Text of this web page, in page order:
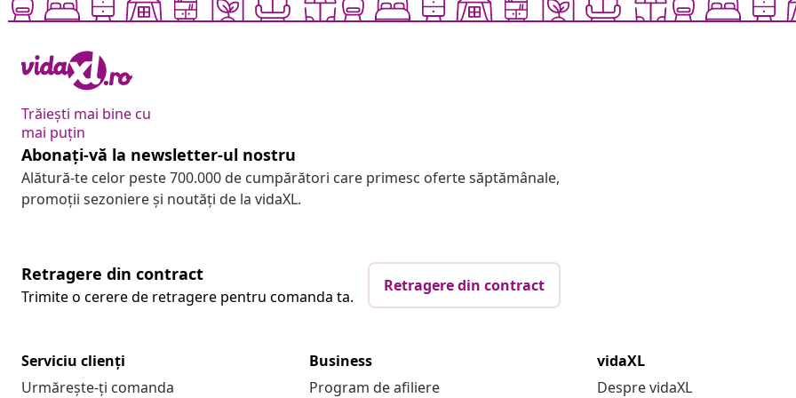
Trăiești mai bine cu
mai puțin
Abonați-vă la newsletter-ul nostru
Alătură-te celor peste 700.000 de cumpărători care primesc oferte săptămânale,
promoții sezoniere și noutăți de la vidaXL.
Retragere din contract
Trimite o cerere de retragere pentru comanda ta.
Retragere din contract
Serviciu clienți
Urmărește-ți comanda
Business
Program de afiliere
vidaXL
Despre vidaXL